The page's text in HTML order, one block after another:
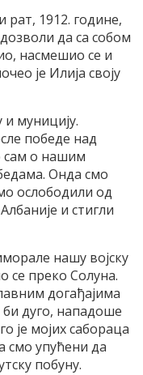
рат, 1912. године,
да са собом
насмешио се и
је Илија своју
муницију.
победе над
сам о нашим
Онда смо
ослободили од
и стигли
нашу војску
се преко Солуна.
догађајима
би дуго, нападоше
је мојих сабораца
смо упућени да
побуну.